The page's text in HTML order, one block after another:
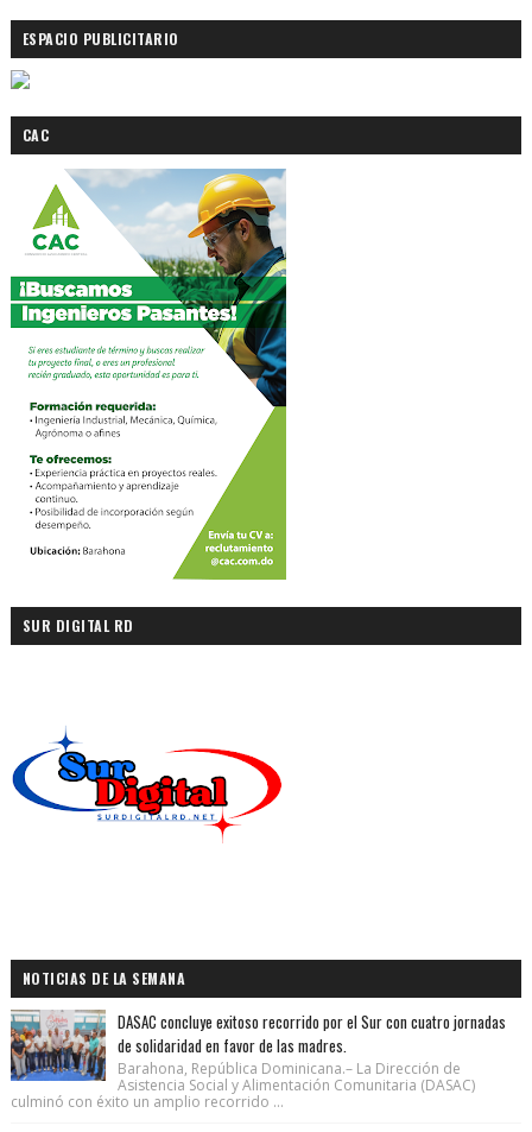
ESPACIO PUBLICITARIO
CAC
SUR DIGITAL RD
NOTICIAS DE LA SEMANA
DASAC concluye exitoso recorrido por el Sur con cuatro jornadas
de solidaridad en favor de las madres.
Barahona, República Dominicana.– La Dirección de
Asistencia Social y Alimentación Comunitaria (DASAC)
culminó con éxito un amplio recorrido ...